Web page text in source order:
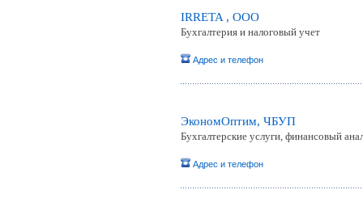
IRRETA , ООО
Бухгалтерия и налоговый учет
Адрес и телефон
ЭкономОптим, ЧБУП
Бухгалтерские услуги, финансовый
Адрес и телефон